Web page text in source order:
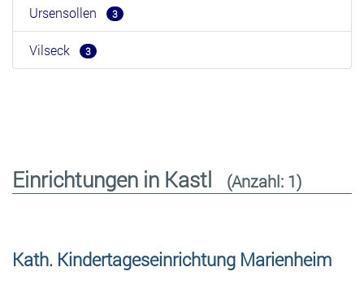
Ursensollen 3
Vilseck 3
Einrichtungen in Kastl (Anzahl: 1)
Kath. Kindertageseinrichtung Marienheim